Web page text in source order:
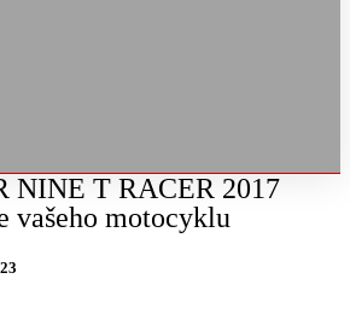
NINE T RACER 2017
vašeho motocyklu